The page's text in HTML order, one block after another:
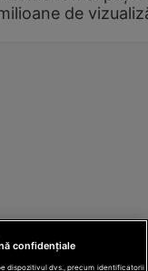
de
confidențiale
dispozitivul dvs., precum identificatorii